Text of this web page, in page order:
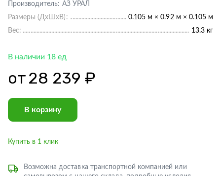
Производитель: АЗ УРАЛ
Размеры (ДхШхВ):
0.105 м × 0.92 м × 0.105 м
Вес:
13.3 кг
В наличии 18 ед
от28 239 ₽
В корзину
Купить в 1 клик
Возможна доставка транспортной компанией или